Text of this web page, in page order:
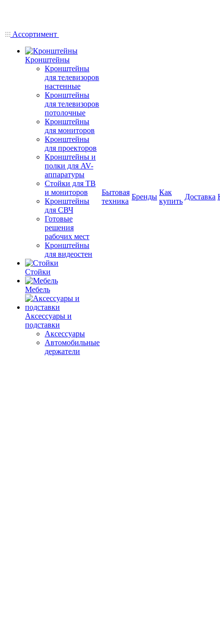
Ассортимент
Кронштейны
Кронштейны
для телевизоров
настенные
Кронштейны
для телевизоров
потолочные
Кронштейны
для мониторов
Кронштейны
для проекторов
Кронштейны и
полки для AV-
аппаратуры
Стойки для ТВ
и мониторов
Кронштейны
для СВЧ
Готовые
решения
рабочих мест
Кронштейны
для видеостен
Стойки
Мебель
Аксессуары и
подставки
Аксессуары
Автомобильные
держатели
Бытовая
техника
Бренды
Как
купить
Доставка